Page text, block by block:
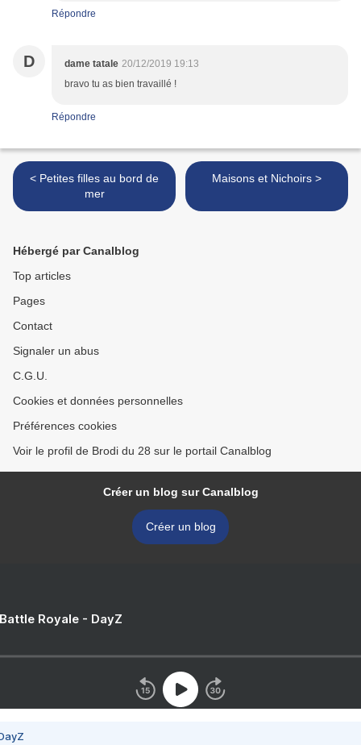
Répondre
D dame tatale 20/12/2019 19:13
bravo tu as bien travaillé !
Répondre
< Petites filles au bord de
mer
Maisons et Nichoirs >
Hébergé par Canalblog
Top articles
Pages
Contact
Signaler un abus
C.G.U.
Cookies et données personnelles
Préférences cookies
Voir le profil de Brodi du 28 sur le portail Canalblog
Créer un blog sur Canalblog
Créer un blog
Royale - DayZ